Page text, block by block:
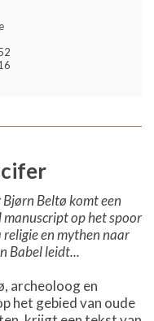
Beltø komt een
manuscript op het spoor
religie en mythen naar
Babel leidt...
archeoloog en
het gebied van oude